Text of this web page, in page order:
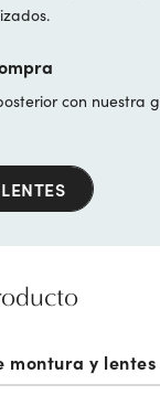
con nuestra
montura y lentes